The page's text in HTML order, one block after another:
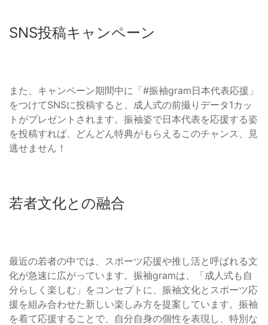
SNS投稿キャンペーン
また、キャンペーン期間中に「#振袖gram日本代表応援」
をつけてSNSに投稿すると、成人式の前撮りデータ1カッ
トがプレゼントされます。振袖姿で日本代表を応援する姿
を投稿すれば、どんどん特典がもらえるこのチャンス、見
逃せません！
若者文化との融合
最近の若者の中では、スポーツ応援や推し活と呼ばれる文
化が急速に広がっています。振袖gramは、「成人式も自
分らしく楽しむ」をコンセプトに、振袖文化とスポーツ応
援を組み合わせた新しい楽しみ方を提案しています。振袖
を着て応援することで、自分自身の個性を表現し、特別な